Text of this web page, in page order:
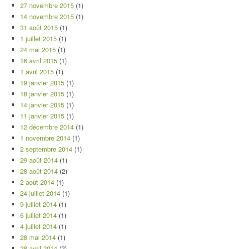
27 novembre 2015 (1)
14 novembre 2015 (1)
31 août 2015 (1)
1 juillet 2015 (1)
24 mai 2015 (1)
16 avril 2015 (1)
1 avril 2015 (1)
19 janvier 2015 (1)
18 janvier 2015 (1)
14 janvier 2015 (1)
11 janvier 2015 (1)
12 décembre 2014 (1)
1 novembre 2014 (1)
2 septembre 2014 (1)
29 août 2014 (1)
28 août 2014 (2)
2 août 2014 (1)
24 juillet 2014 (1)
9 juillet 2014 (1)
6 juillet 2014 (1)
4 juillet 2014 (1)
28 mai 2014 (1)